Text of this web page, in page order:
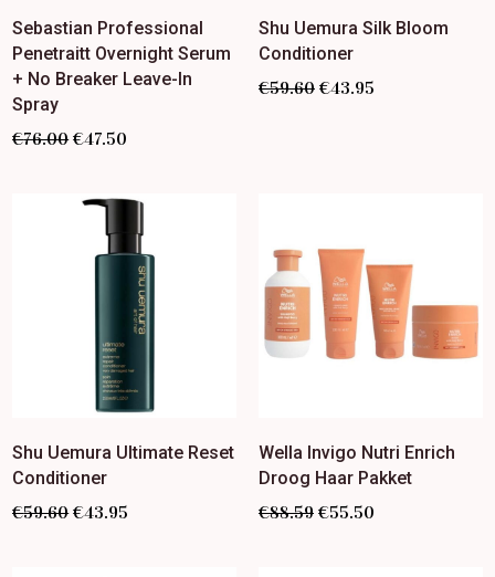
Sebastian Professional
Penetraitt Overnight Serum
+ No Breaker Leave-In
Spray
€76.00 €47.50
Shu Uemura Silk Bloom
Conditioner
€59.60 €43.95
Shu Uemura Ultimate Reset
Conditioner
€59.60 €43.95
Wella Invigo Nutri Enrich
Droog Haar Pakket
€88.59 €55.50